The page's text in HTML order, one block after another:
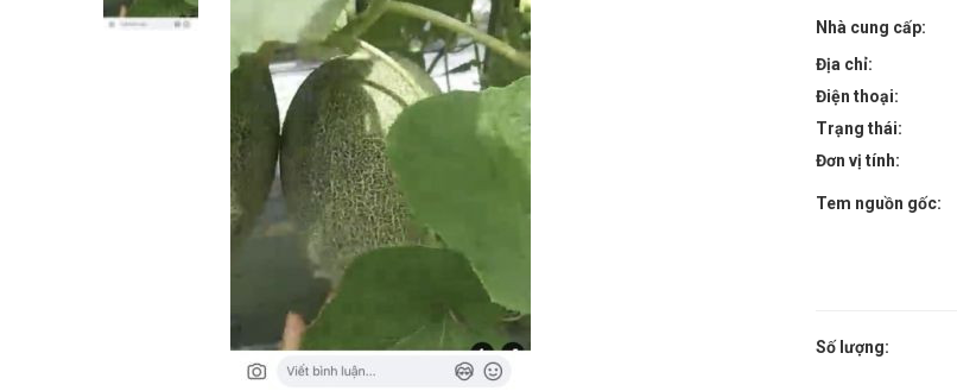
Nhà cung cấp:
Địa chỉ:
Điện thoại:
Trạng thái:
Đơn vị tính:
Tem nguồn gốc:
Số lượng: